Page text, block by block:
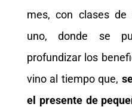
mes, con clases de
uno, donde se
profundizar los
vino al tiempo que,
el presente de